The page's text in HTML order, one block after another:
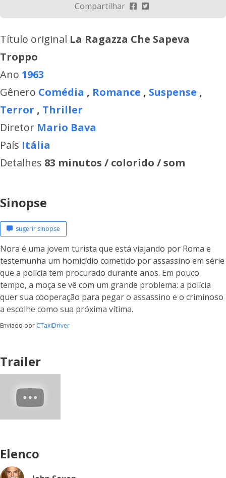
Compartilhar
Título original La Ragazza Che Sapeva
Troppo
Ano 1963
Gênero Comédia , Romance , Suspense ,
Terror , Thriller
Diretor Mario Bava
País Itália
Detalhes 83 minutos / colorido / som
Sinopse
sugerir sinopse
Nora é uma jovem turista que está viajando por Roma e
testemunha um homicídio cometido por assassino em série
que a polícia tem procurado durante anos. Em pouco
tempo, a moça se vê com um grande problema: a polícia
quer sua cooperação para pegar o assassino e o criminoso
a escolhe como sua próxima vítima.
Enviado por CTaxiDriver
Trailer
Elenco